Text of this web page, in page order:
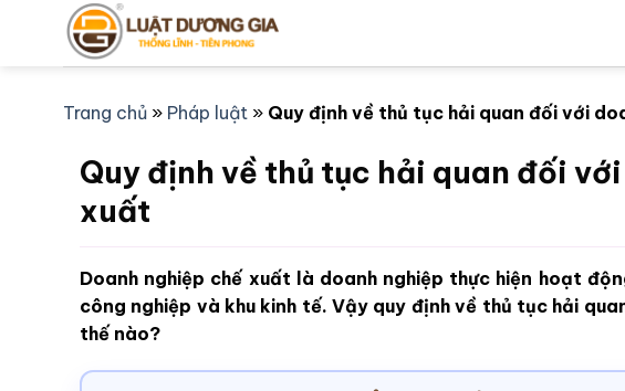
Trang chủ » Pháp luật » Quy định về thủ tục hải quan đối với
Quy định về thủ tục hải quan đối
xuất
Doanh nghiệp chế xuất là doanh nghiệp thực hiện hoạt
công nghiệp và khu kinh tế. Vậy quy định về thủ tục hải
thế nào?